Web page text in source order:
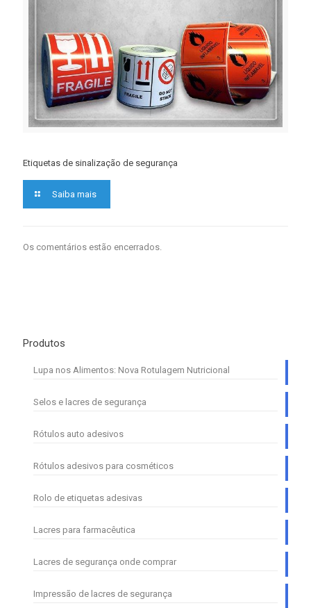
Etiquetas de sinalização de segurança
Saiba mais
Os comentários estão encerrados.
Produtos
Lupa nos Alimentos: Nova Rotulagem Nutricional
Selos e lacres de segurança
Rótulos auto adesivos
Rótulos adesivos para cosméticos
Rolo de etiquetas adesivas
Lacres para farmacêutica
Lacres de segurança onde comprar
Impressão de lacres de segurança